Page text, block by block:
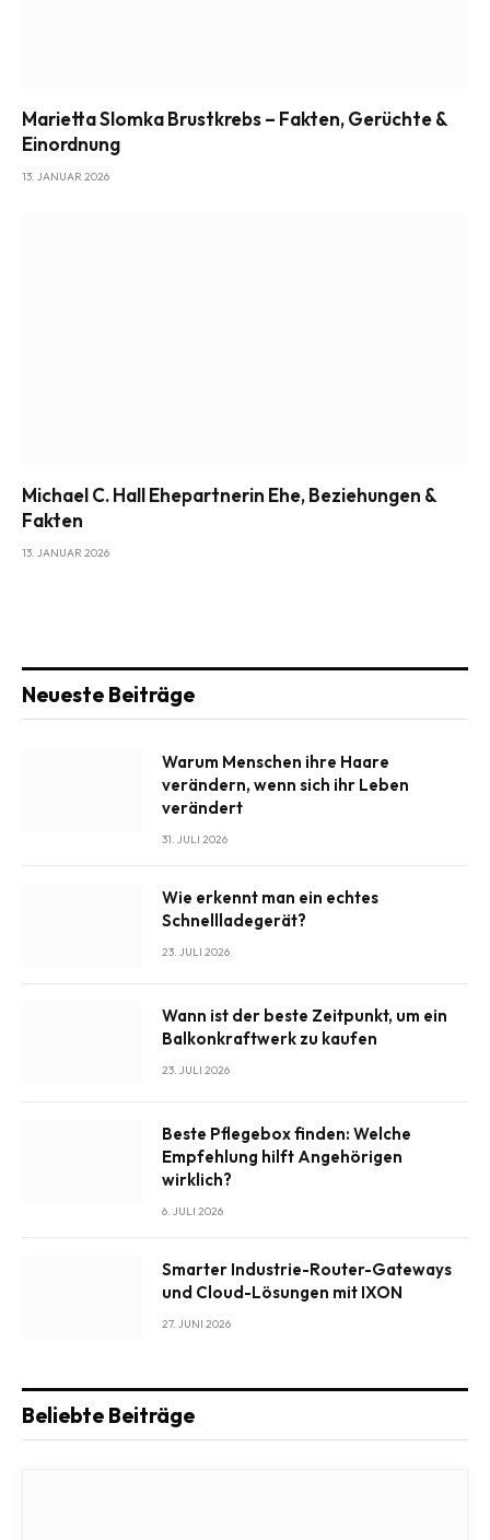
Marietta Slomka Brustkrebs – Fakten, Gerüchte &
Einordnung
13. JANUAR 2026
Michael C. Hall Ehepartnerin Ehe, Beziehungen &
Fakten
13. JANUAR 2026
Neueste Beiträge
Warum Menschen ihre Haare
verändern, wenn sich ihr Leben
verändert
31. JULI 2026
Wie erkennt man ein echtes
Schnellladegerät?
23. JULI 2026
Wann ist der beste Zeitpunkt, um ein
Balkonkraftwerk zu kaufen
23. JULI 2026
Beste Pflegebox finden: Welche
Empfehlung hilft Angehörigen
wirklich?
6. JULI 2026
Smarter Industrie-Router-Gateways
und Cloud-Lösungen mit IXON
27. JUNI 2026
Beliebte Beiträge